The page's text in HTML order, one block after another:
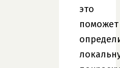
это
поможет